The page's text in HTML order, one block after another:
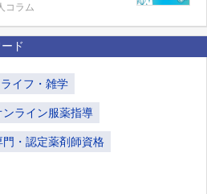
コラム
ド
ライフ・雑学
ンライン服薬指導
門・認定薬剤師資格